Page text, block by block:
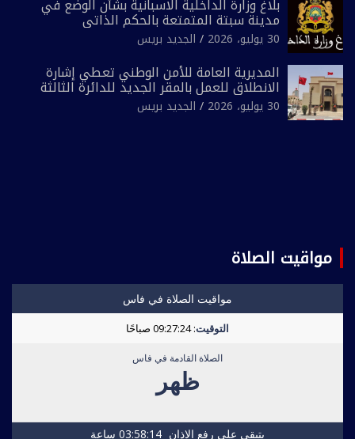
بلاغ وزارة الداخلية الاسبانية بشأن الوضع في
مدينة سبتة المتمتعة بالحكم الذاتي
30 يوليو، 2026 الجديد بريس
المديرية العامة للأمن الوطني تعطي إشارة
الانطلاق للعمل بالمقر الجديد للدائرة الثالثة
للشرطة بولاية أمن العيون
30 يوليو، 2026 الجديد بريس
مواقيت الصلاة